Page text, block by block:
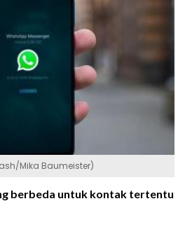
Mika Baumeister)
berbeda untuk kontak tertentu